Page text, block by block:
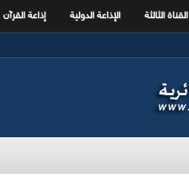
القناة الثالثة الإذاعة الدولية إذاعة القرآن